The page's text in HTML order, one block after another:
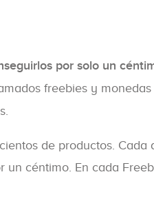
por solo un
freebies y
de productos. Cada
céntimo. En cada